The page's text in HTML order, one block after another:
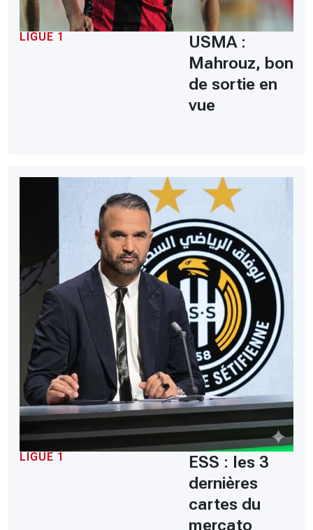
LIGUE 1
USMA :
Mahrouz, bon
de sortie en
vue
LIGUE 1
ESS : les 3
dernières
cartes du
mercato